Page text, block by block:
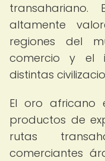
altamente
regiones del
comercio y el
distintas
El oro africano
productos de
rutas
comerciantes